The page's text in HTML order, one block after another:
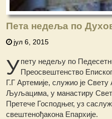
Пета недеља по
јул 6, 2015
Упету недељу по
Преосвештенство
Г.Г Артемије, служио је Свету
Љуљацима, у манастиру
Претече Господњег, уз
свештенођакона Епархије.